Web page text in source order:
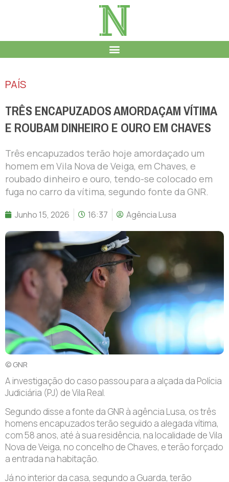
PAÍS
TRÊS ENCAPUZADOS AMORDAÇAM VÍTIMA
E ROUBAM DINHEIRO E OURO EM CHAVES
Três encapuzados terão hoje amordaçado um
homem em Vila Nova de Veiga, em Chaves, e
roubado dinheiro e ouro, tendo-se colocado em
fuga no carro da vítima, segundo fonte da GNR.
Junho 15, 2026 16:37 Agência Lusa
© GNR
A investigação do caso passou para a alçada da Polícia
Judiciária (PJ) de Vila Real.
Segundo disse a fonte da GNR à agência Lusa, os três
homens encapuzados terão seguido a alegada vítima,
com 58 anos, até à sua residência, na localidade de Vila
Nova de Veiga, no concelho de Chaves, e terão forçado
a entrada na habitação.
Já no interior da casa, segundo a Guarda, terão